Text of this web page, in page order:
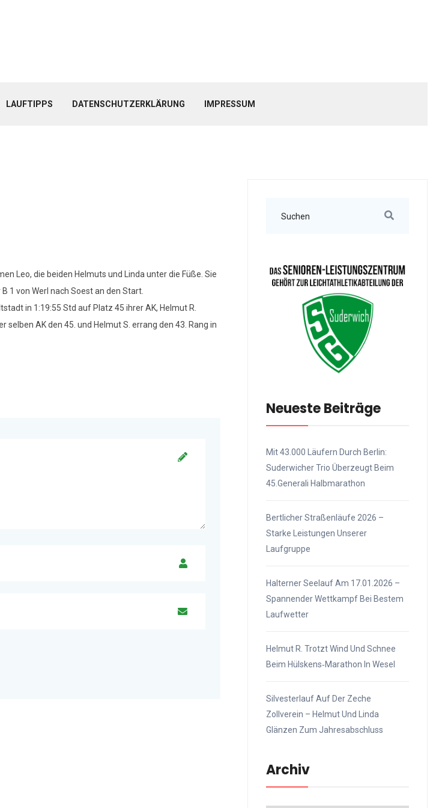
LAUFTIPPS DATENSCHUTZERKLÄRUNG IMPRESSUM
Leo, die beiden Helmuts und Linda unter die Füße. Sie
1 von Werl nach Soest an den Start.
in 1:19:55 Std auf Platz 45 ihrer AK, Helmut R.
selben AK den 45. und Helmut S. errang den 43. Rang in
Neueste Beiträge
Mit 43.000 Läufern Durch Berlin:
Suderwicher Trio Überzeugt Beim
45.Generali Halbmarathon
Bertlicher Straßenläufe 2026 –
Starke Leistungen Unserer
Laufgruppe
Halterner Seelauf Am 17.01.2026 –
Spannender Wettkampf Bei Bestem
Laufwetter
Helmut R. Trotzt Wind Und Schnee
Beim Hülskens‑Marathon In Wesel
Silvesterlauf Auf Der Zeche
Zollverein – Helmut Und Linda
Glänzen Zum Jahresabschluss
Archiv